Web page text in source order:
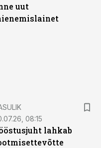
uut
08:15
lahkab